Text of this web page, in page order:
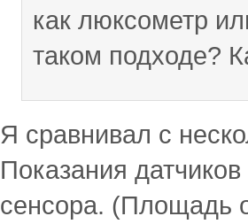
как люксометр
таком подходе?
Я сравнивал с
Показания
сенсора. (Площадь